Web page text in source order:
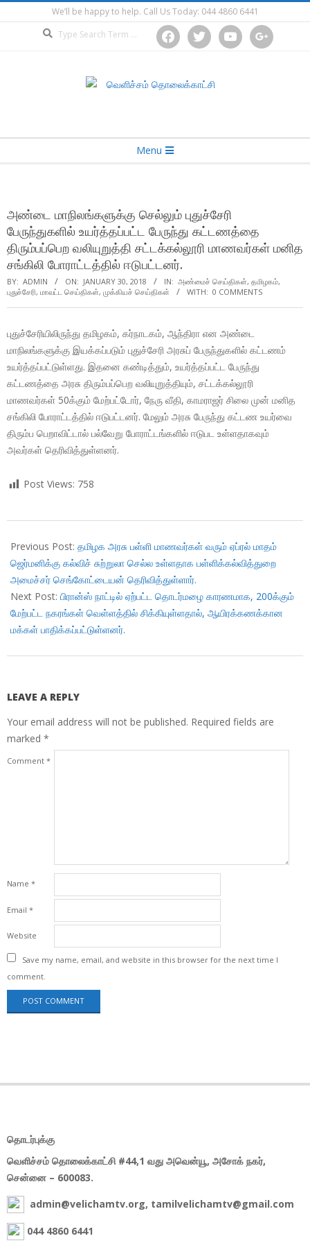
to
We’ll be happy to help. Call Us Today: 044 4860 6441
facebooktwitter youtube google
Menu
அண்டை மாநிலங்களுக்கு செல்லும் புதுச்சேரி
பேருந்துகளில் உயர்த்தப்பட்ட பேருந்து கட்டணத்தை
திரும்பப்பெற வலியுறுத்தி சட்டக்கல்லூரி மாணவர்கள் மனித
சங்கிலி போராட்டத்தில் ஈடுபட்டனர்.
BY: ADMIN ON: JANUARY 30, 2018 IN: அண்மைச் செய்திகள், தமிழகம்,
புதுச்சேரி, மாவட்ட செய்திகள், முக்கியச் செய்திகள் WITH: 0 COMMENTS
புதுச்சேரியிலிருந்து தமிழகம், கர்நாடகம், ஆந்திரா என அண்டை
மாநிலங்களுக்கு இயக்கப்படும் புதுச்சேரி அரசுப் பேருந்துகளில் கட்டணம்
உயர்த்தப்பட்டுள்ளது. இதனை கண்டித்தும், உயர்த்தப்பட்ட பேருந்து
கட்டணத்தை அரசு திரும்பப்பெற வலியுறுத்தியும், சட்டக்கல்லூரி
மாணவர்கள் 50க்கும் மேற்பட்டோர், நேரு வீதி, காமராஜர் சிலை முன் மனித
சங்கிலி போராட்டத்தில் ஈடுபட்டனர். மேலும் அரசு பேருந்து கட்டண உயர்வை
திரும்ப பெறாவிட்டால் பல்வேறு போராட்டங்களில் ஈடுபட உள்ளதாகவும்
அவர்கள் தெரிவித்துள்ளனர்.
Post Views: 758
01-
30
Previous Post: தமிழக அரசு பள்ளி மாணவர்கள் வரும் ஏப்ரல் மாதம்
ஜெர்மனிக்கு கல்விச் சுற்றுலா செல்ல உள்ளதாக பள்ளிக்கல்வித்துறை
அமைச்சர் செங்கோட்டையன் தெரிவித்துள்ளார்.
Next Post: பிரான்ஸ் நாட்டில் ஏற்பட்ட தொடர்மழை காரணமாக, 200க்கும்
மேற்பட்ட நகரங்கள் வெள்ளத்தில் சிக்கியுள்ளதால், ஆயிரக்கணக்கான
மக்கள் பாதிக்கப்பட்டுள்ளனர்.
LEAVE A REPLY
Your email address will not be published. Required fields are
marked *
Comment *
Name *
Email *
Website
Save my name, email, and website in this browser for the next time I
comment.
தொடர்புக்கு
வெளிச்சம் தொலைக்காட்சி #44,1 வது அவென்யூ, அசோக் நகர்,
சென்னை – 600083.
admin@velichamtv.org, tamilvelichamtv@gmail.com
044 4860 6441